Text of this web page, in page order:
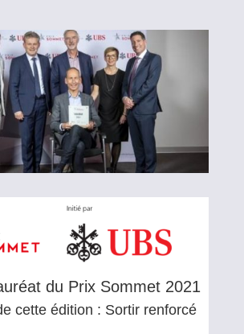
du Prix Sommet 2021
cette édition : Sortir renforcé